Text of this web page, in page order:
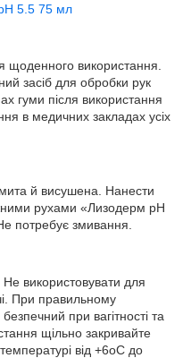
5.5 75 мл
щоденного використання.
засіб для обробки рук
гуми після використання
в медичних закладах усіх
й висушена. Нанести
рухами «Лизодерм pH
потребує змивання.
використовувати для
При правильному
при вагітності та
щільно закривайте
від +6оС до